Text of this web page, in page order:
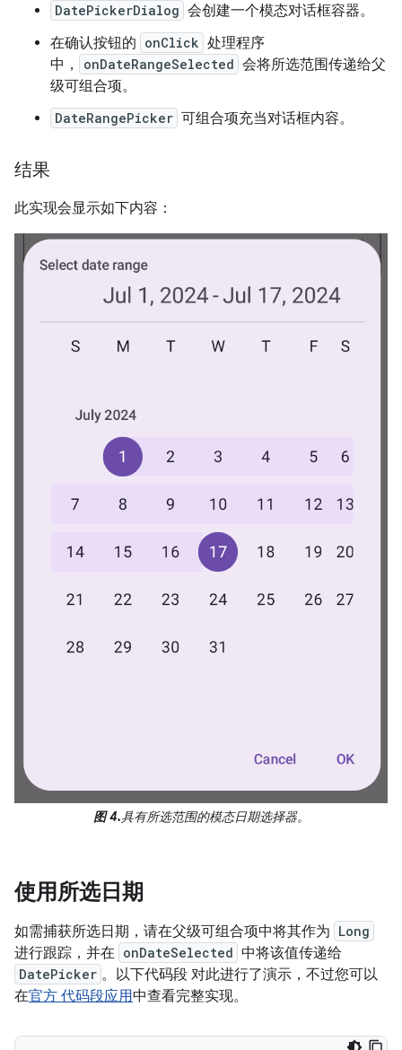
DatePickerDialog 会创建一个模态对话框容器。
在确认按钮的 onClick 处理程序
中，
onDateRangeSelected 会将所选范围传递给父
级可组合项。
DateRangePicker 可组合项充当对话框内容。
结果
此实现会显示如下内容：
图 4.具有所选范围的模态日期选择器。
使用所选日期
如需捕获所选日期，请在父级可组合项中将其作为 Long
进行跟踪，并在 onDateSelected 中将该值传递给
DatePicker 。以下代码段 对此进行了演示，不过您可以
在官方 代码段应用中查看完整实现。